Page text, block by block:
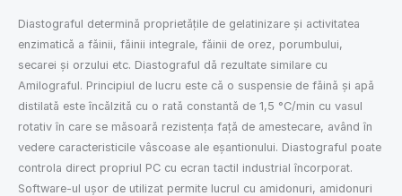
Diastograful determină proprietățile de gelatinizare și activitatea
enzimatică a făinii, făinii integrale, făinii de orez, porumbului,
secarei și orzului etc. Diastograful dă rezultate similare cu
Amilograful. Principiul de lucru este că o suspensie de făină și apă
distilată este încălzită cu o rată constantă de 1,5 °C/min cu vasul
rotativ în care se măsoară rezistența față de amestecare, având în
vedere caracteristicile vâscoase ale eșantionului. Diastograful poate
controla direct propriul PC cu ecran tactil industrial încorporat.
Software-ul ușor de utilizat permite lucrul cu amidonuri, amidonuri